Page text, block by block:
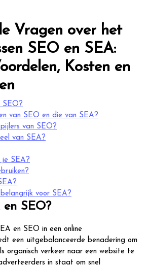
Vragen over het
SEO en SEA:
Kosten en
SEO?
van SEO en die van SEA?
van SEO?
van SEA?
je SEA?
voor SEA?
SEO?
en SEO in een online
een uitgebalanceerde benadering om
organisch verkeer naar een website te
in staat om snel